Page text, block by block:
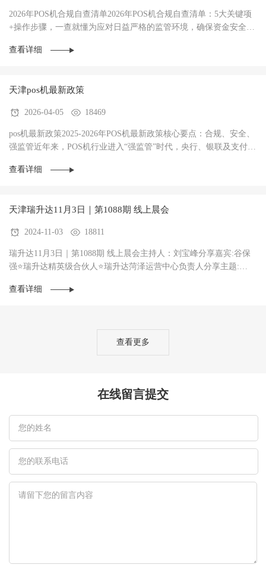
‌2026年POS机合规自查清单2026年POS机合规自查清单：5大关键项
+操作步骤，一查就懂‌为应对日益严格的监管环境，确保资金安全与
查看详细
天津pos机最新政策
2026-04-05 18469
pos机最新政策2025-2026年POS机最新政策核心要点：合规、安全、
强监管‌近年来，POS机行业进入“强监管”时代，央行、银联及支付清
查看详细
天津瑞升达11月3日｜第1088期 线上晨会
2024-11-03 18811
瑞升达11月3日｜第1088期 线上晨会主持人：刘宝峰分享嘉宾:谷保
强⭐瑞升达精英级合伙人⭐瑞升达菏泽运营中心负责人分享主题:
查看详细
查看更多
在线留言提交